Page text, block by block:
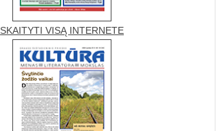
SKAITYTI VISĄ INTERNETE